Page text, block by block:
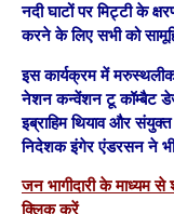
नदी घाटों पर मिट्टी के
करने के लिए सभी को
इस कार्यक्रम में
नेशन कन्वेंशन टू कॉम्बैट
इब्राहिम थियाव और संयुक्‍त
निदेशक इंगेर एंडरसन ने भी
जन भागीदारी के माध्यम
क्लिक करें